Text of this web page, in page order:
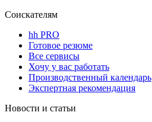
Соискателям
hh PRO
Готовое резюме
Все сервисы
Хочу у вас работать
Производственный календарь
Экспертная рекомендация
Новости и статьи